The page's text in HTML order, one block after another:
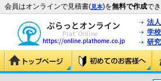
会員はオンラインで見積書(見本)を無料で作成で
法
学
研